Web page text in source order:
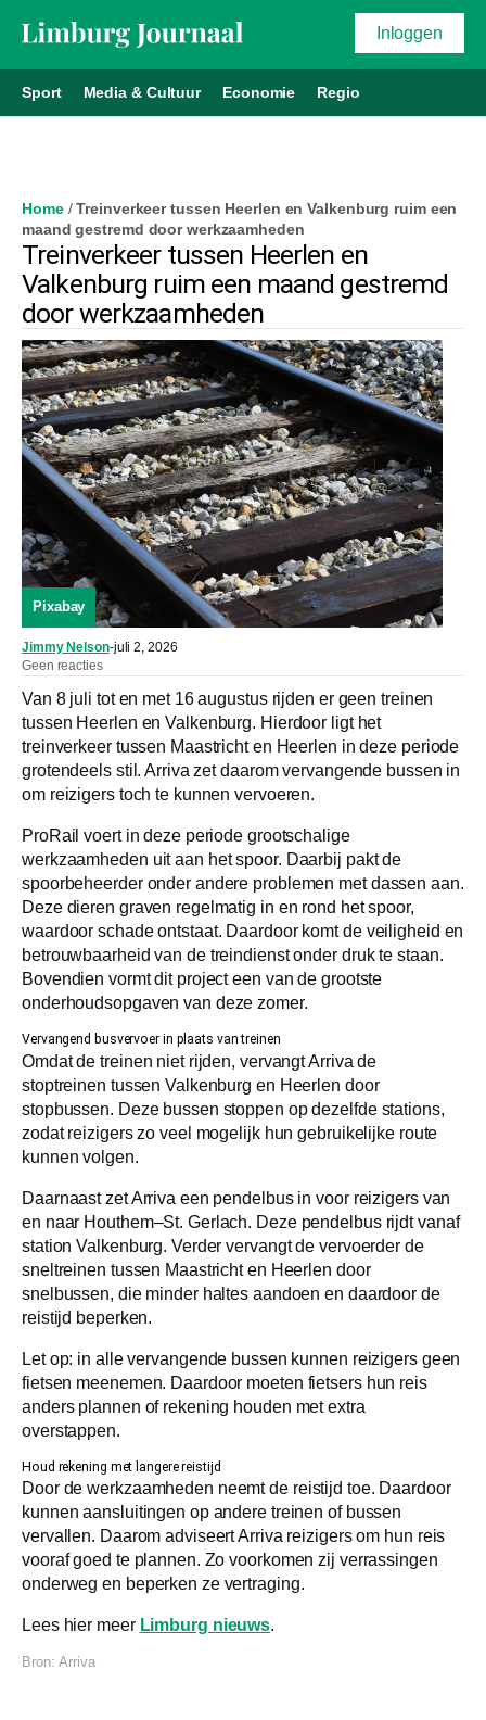
Inloggen
Sport Media & Cultuur Economie Regio
Home/Treinverkeer tussen Heerlen en Valkenburg ruim een
maand gestremd door werkzaamheden
Treinverkeer tussen Heerlen en
Valkenburg ruim een maand gestremd
door werkzaamheden
Pixabay
Jimmy Nelson-juli 2, 2026
Geen reacties
Van 8 juli tot en met 16 augustus rijden er geen treinen
tussen Heerlen en Valkenburg. Hierdoor ligt het
treinverkeer tussen Maastricht en Heerlen in deze periode
grotendeels stil. Arriva zet daarom vervangende bussen in
om reizigers toch te kunnen vervoeren.
ProRail voert in deze periode grootschalige
werkzaamheden uit aan het spoor. Daarbij pakt de
spoorbeheerder onder andere problemen met dassen aan.
Deze dieren graven regelmatig in en rond het spoor,
waardoor schade ontstaat. Daardoor komt de veiligheid en
betrouwbaarheid van de treindienst onder druk te staan.
Bovendien vormt dit project een van de grootste
onderhoudsopgaven van deze zomer.
Vervangend busvervoer in plaats van treinen
Omdat de treinen niet rijden, vervangt Arriva de
stoptreinen tussen Valkenburg en Heerlen door
stopbussen. Deze bussen stoppen op dezelfde stations,
zodat reizigers zo veel mogelijk hun gebruikelijke route
kunnen volgen.
Daarnaast zet Arriva een pendelbus in voor reizigers van
en naar Houthem–St. Gerlach. Deze pendelbus rijdt vanaf
station Valkenburg. Verder vervangt de vervoerder de
sneltreinen tussen Maastricht en Heerlen door
snelbussen, die minder haltes aandoen en daardoor de
reistijd beperken.
Let op: in alle vervangende bussen kunnen reizigers geen
fietsen meenemen. Daardoor moeten fietsers hun reis
anders plannen of rekening houden met extra
overstappen.
Houd rekening met langere reistijd
Door de werkzaamheden neemt de reistijd toe. Daardoor
kunnen aansluitingen op andere treinen of bussen
vervallen. Daarom adviseert Arriva reizigers om hun reis
vooraf goed te plannen. Zo voorkomen zij verrassingen
onderweg en beperken ze vertraging.
Lees hier meer Limburg nieuws.
Bron:Arriva